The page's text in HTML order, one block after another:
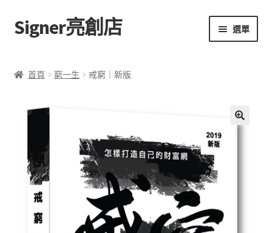
跳
至
覽
跳
至
要
Signer亮創店 選單
學校選書（中學）
「此時此地 看見亮光」2025特展
網上書店
首頁 窮一生 戒窮｜新版